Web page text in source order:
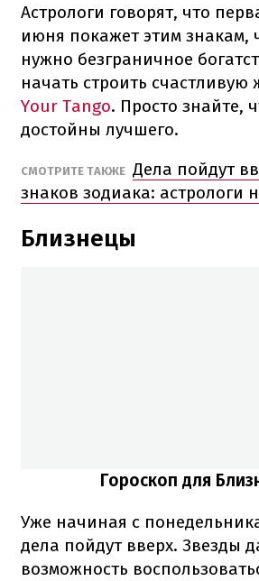
Астрологи говорят, что
июня покажет этим знакам,
нужно безграничное
начать строить
Your Tango. Просто знайте,
достойны лучшего.
СМОТРИТЕ ТАКЖЕ Дела пойдут
знаков зодиака: астрологи
Близнецы
Гороскоп для
Уже начиная с
дела пойдут вверх. Звезды
возможность